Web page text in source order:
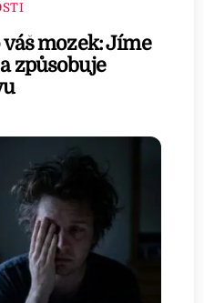
mozek: Jíme
způsobuje